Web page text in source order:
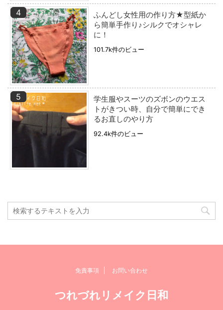
ふんどし女性用の作り方★型紙か
ら簡単手作り♪シルクでオシャレ
に！
101.7k件のビュー
学生服やスーツのズボンのウエス
トがきつい時、自分で簡単にでき
るお直しのやり方
92.4k件のビュー
免責事項 お問い合わせ
つれづれリメイク日和